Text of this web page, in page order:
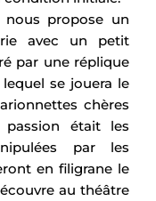
propose un
avec un petit
par une réplique
se jouera le
chères
était les
par les
en filigrane le
au théâtre